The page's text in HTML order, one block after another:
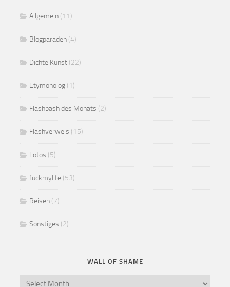
Allgemein (11)
Blogparaden (4)
Dichte Kunst (22)
Etymonolog (1)
Flashbash des Monats (2)
Flashverweis (15)
Fotos (5)
fuckmylife (53)
Reisen (7)
Sonstiges (2)
WALL OF SHAME